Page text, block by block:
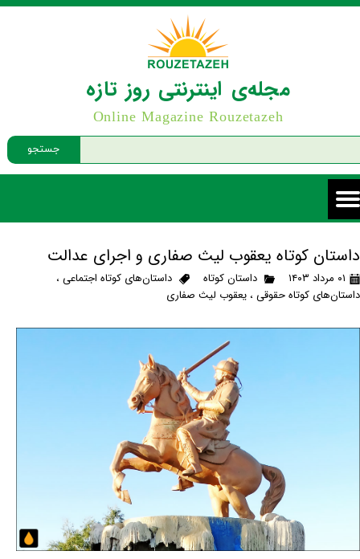
جستجو
مجله‌ی اینترنتی روز تازه
Online Magazine Rouzetazeh
داستان کوتاه یعقوب لیث صفاری و اجرای عدالت
۰۱ مرداد ۱۴۰۳ داستان کوتاه داستان‌های کوتاه اجتماعی،
داستان‌های کوتاه حقوقی، یعقوب لیث صفاری